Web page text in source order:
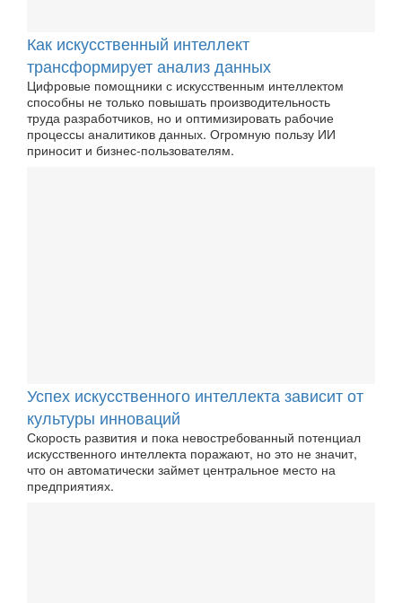
Как искусственный интеллект
трансформирует анализ данных
Цифровые помощники с искусственным интеллектом
способны не только повышать производительность
труда разработчиков, но и оптимизировать рабочие
процессы аналитиков данных. Огромную пользу ИИ
приносит и бизнес-пользователям.
Успех искусственного интеллекта зависит от
культуры инноваций
Скорость развития и пока невостребованный потенциал
искусственного интеллекта поражают, но это не значит,
что он автоматически займет центральное место на
предприятиях.